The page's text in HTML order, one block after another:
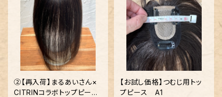
②【再入荷】まるあいさん×
CITRINコラボトップピース
【お試し価格】つむじ用トッ
プピース A1